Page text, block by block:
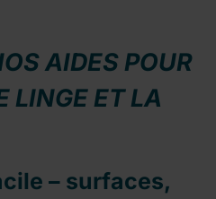
AIDES POUR
LINGE ET LA
– surfaces,